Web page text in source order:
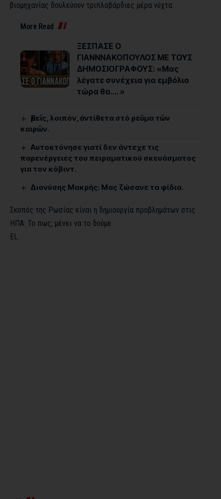
βιομηχανίας δουλεύουν τριπλοβάρδιες μέρα νύχτα.
More Read
ΞΕΣΠΑΣΕ Ο
ΓΙΑΝΝΝΑΚΟΠΟΥΛΟΣ ΜΕ ΤΟΥΣ
ΔΗΜΟΣΙΟΓΡΑΦΟΥΣ: «Μας
λέγατε συνέχεια για εμβόλιο
τώρα θα…. »
Ἐμεῖς, λοιπόν, ἀντίθετα στό ρεῦμα τῶν
καιρῶν.
Αυτοκτόνησε γιατί δεν άντεχε τις
παρενέργειες του πειραματικού σκευάσματος
για τον κόβιντ.
Διονύσης Μακρής: Μας ζώσανε τα φίδια.
Σκοπός της Ρωσίας είναι η δημιουργία προβλημάτων στις
ΗΠΑ. Το πως, μένει να το δούμε.
EL